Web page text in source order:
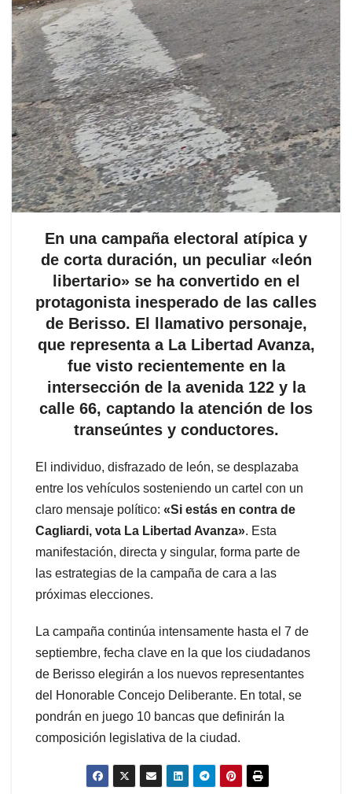
En una campaña electoral atípica y
de corta duración, un peculiar «león
libertario» se ha convertido en el
protagonista inesperado de las calles
de Berisso. El llamativo personaje,
que representa a La Libertad Avanza,
fue visto recientemente en la
intersección de la avenida 122 y la
calle 66, captando la atención de los
transeúntes y conductores.
El individuo, disfrazado de león, se desplazaba
entre los vehículos sosteniendo un cartel con un
claro mensaje político: «Si estás en contra de
Cagliardi, vota La Libertad Avanza». Esta
manifestación, directa y singular, forma parte de
las estrategias de la campaña de cara a las
próximas elecciones.
La campaña continúa intensamente hasta el 7 de
septiembre, fecha clave en la que los ciudadanos
de Berisso elegirán a los nuevos representantes
del Honorable Concejo Deliberante. En total, se
pondrán en juego 10 bancas que definirán la
composición legislativa de la ciudad.